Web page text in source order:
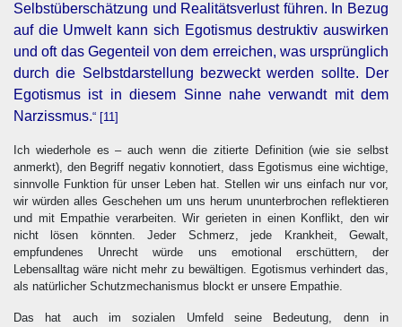
Selbstüberschätzung und Realitätsverlust führen. In Bezug
auf die Umwelt kann sich Egotismus destruktiv auswirken
und oft das Gegenteil von dem erreichen, was ursprünglich
durch die Selbstdarstellung bezweckt werden sollte. Der
Egotismus ist in diesem Sinne nahe verwandt mit dem
Narzissmus.“ [11]
Ich wiederhole es – auch wenn die zitierte Definition (wie sie selbst
anmerkt), den Begriff negativ konnotiert, dass Egotismus eine wichtige,
sinnvolle Funktion für unser Leben hat. Stellen wir uns einfach nur vor,
wir würden alles Geschehen um uns herum ununterbrochen reflektieren
und mit Empathie verarbeiten. Wir gerieten in einen Konflikt, den wir
nicht lösen könnten. Jeder Schmerz, jede Krankheit, Gewalt,
empfundenes Unrecht würde uns emotional erschüttern, der
Lebensalltag wäre nicht mehr zu bewältigen. Egotismus verhindert das,
als natürlicher Schutzmechanismus blockt er unsere Empathie.
Das hat auch im sozialen Umfeld seine Bedeutung, denn in